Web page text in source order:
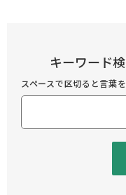
キーワード
スペースで区切ると言葉